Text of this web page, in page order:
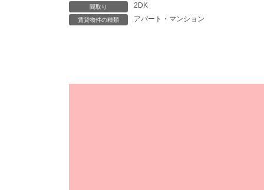
間取り 2DK
賃貸物件の種類 アパート・マンション